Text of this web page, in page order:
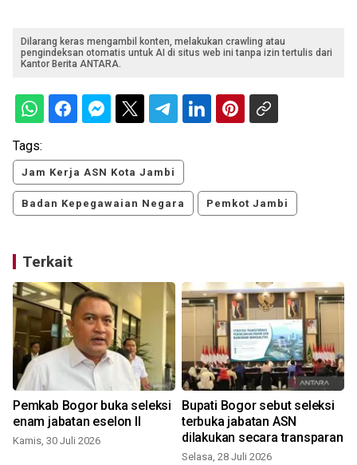
Dilarang keras mengambil konten, melakukan crawling atau
pengindeksan otomatis untuk AI di situs web ini tanpa izin tertulis dari
Kantor Berita ANTARA.
Tags:
Jam Kerja ASN Kota Jambi
Badan Kepegawaian Negara Pemkot Jambi
Terkait
Pemkab Bogor buka seleksi
enam jabatan eselon II
Kamis, 30 Juli 2026
Bupati Bogor sebut seleksi
terbuka jabatan ASN
dilakukan secara transparan
Selasa, 28 Juli 2026